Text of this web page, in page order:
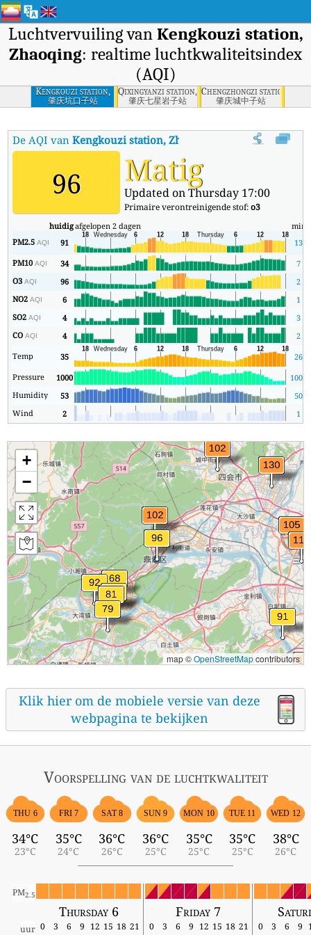
Luchtvervuiling van Kengkouzi station,
Zhaoqing: realtime luchtkwaliteitsindex
(AQI)
Kengkouzi station,
Zhaoqing
肇庆坑口子站
Qixingyanzi station, Zhaoqing
肇庆七星岩子站
Chengzhongzi station,
肇庆城中子站
De AQI vanKengkouzi station, Zhaoqing De realtime
96 Matig
Updated on Thursday 17:00
Primaire verontreinigende stof:o3
huidigafgelopen 2 dagen min
PM2.5AQI 91
13
PM10AQI 34
7
O3AQI 96
2
NO2AQI 6
1
SO2AQI 4
3
COAQI 4
2
Temp
35
26
Pressure
1000 1000
Humidity
53
50
Wind
2 1
+
−
map ©OpenStreetMapcontributors
Klik hier om de mobiele versie van deze
webpagina te bekijken
Voorspelling van de luchtkwaliteit
THU 6
34°C
23°C
FRI 7
35°C
24°C
SAT 8
36°C
26°C
SUN 9
36°C
25°C
MON 10
35°C
25°C
TUE 11
35°C
25°C
WED 12
38°C
26°C
PM2.5
Thursday 6 Friday 7
uur 0 3 6 9 12 15 18 21 0 3 6 9 12 15 18 21 0 3 6 9